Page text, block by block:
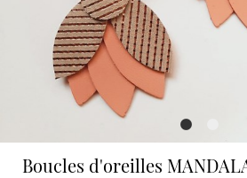
Boucles d'oreilles